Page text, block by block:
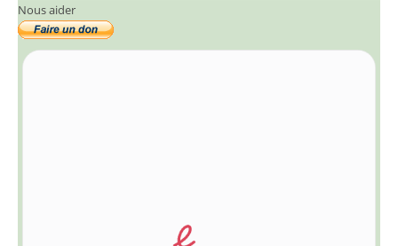
Nous aider